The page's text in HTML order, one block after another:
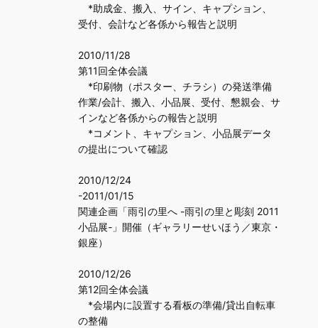
*助成金、搬入、サイン、キャプション、
受付、会計など各係から報告と説明
2010/11/28
第11回全体会議
*印刷物（ポスター、チラシ）の発送準備
作業/会計、搬入、小品展、受付、懇親会、サ
インなど各係からの報告と説明
*コメント、キャプション、小品展データ
の提出について確認
2010/12/24
-2011/01/15
関連企画「雨引の里へ -雨引の里と彫刻 2011
小品展-」開催（ギャラリーせいほう／東京・
銀座）
2010/12/26
第12回全体会議
*会場内に設置する看板の準備/貸出自転車
の整備